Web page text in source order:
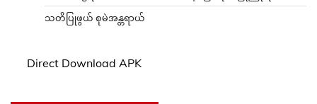
သတိပြုဖွယ် စုမဲအန္တရာယ်
Direct Download APK